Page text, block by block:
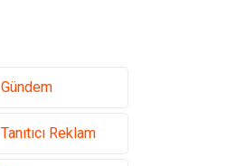
Gündem
Tanıtıcı Reklam